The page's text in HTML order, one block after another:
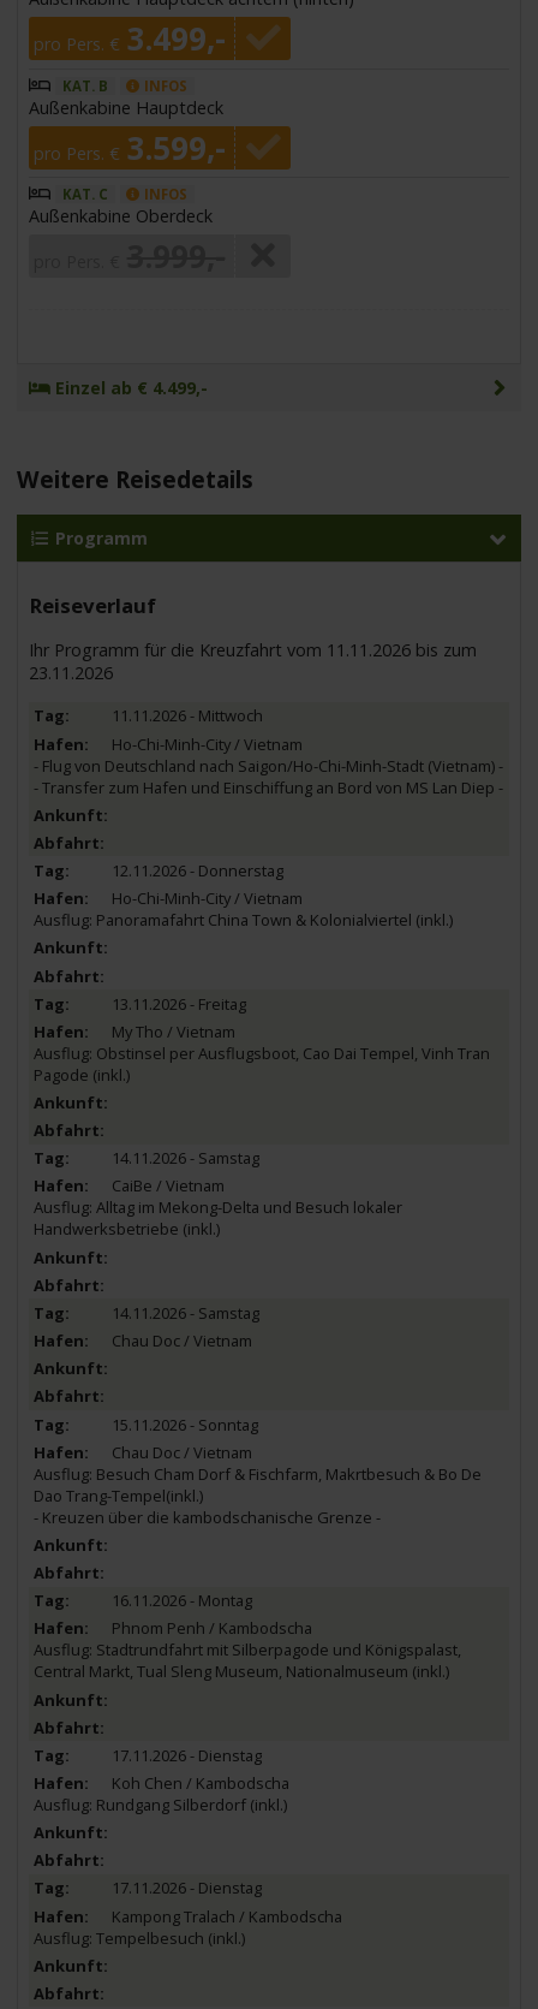
pro Pers. € 3.499,-
KAT. B INFOS
Außenkabine Hauptdeck
pro Pers. € 3.599,-
KAT. C INFOS
Außenkabine Oberdeck
Einzel ab € 4.499,-
Weitere Reisedetails
Programm
Reiseverlauf
Ihr Programm für die Kreuzfahrt vom 11.11.2026 bis zum
23.11.2026
11.11.2026 - Mittwoch
Ho-Chi-Minh-City / Vietnam
- Flug von Deutschland nach Saigon/Ho-Chi-Minh-Stadt (Vietnam) -
- Transfer zum Hafen und Einschiffung an Bord von MS Lan Diep -
12.11.2026 - Donnerstag
Ho-Chi-Minh-City / Vietnam
Ausflug: Panoramafahrt China Town & Kolonialviertel (inkl.)
13.11.2026 - Freitag
My Tho / Vietnam
Ausflug: Obstinsel per Ausflugsboot, Cao Dai Tempel, Vinh Tran
Pagode (inkl.)
14.11.2026 - Samstag
CaiBe / Vietnam
Ausflug: Alltag im Mekong-Delta und Besuch lokaler
Handwerksbetriebe (inkl.)
14.11.2026 - Samstag
Chau Doc / Vietnam
15.11.2026 - Sonntag
Chau Doc / Vietnam
Ausflug: Besuch Cham Dorf & Fischfarm, Makrtbesuch & Bo De
Dao Trang-Tempel(inkl.)
- Kreuzen über die kambodschanische Grenze -
16.11.2026 - Montag
Phnom Penh / Kambodscha
Ausflug: Stadtrundfahrt mit Silberpagode und Königspalast,
Central Markt, Tual Sleng Museum, Nationalmuseum (inkl.)
17.11.2026 - Dienstag
Koh Chen / Kambodscha
Ausflug: Rundgang Silberdorf (inkl.)
17.11.2026 - Dienstag
Kampong Tralach / Kambodscha
Ausflug: Tempelbesuch (inkl.)